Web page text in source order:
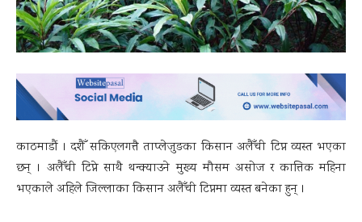
काठमाडौं । दशैँ सकिएलगत्तै ताप्लेजुङका किसान अलैँची टिप्न व्यस्त भएका
छन् । अलैँची टिप्ने साथै थन्क्याउने मुख्य मौसम असोज र कात्तिक महिना
भएकाले अहिले जिल्लाका किसान अलैँची टिप्नमा व्यस्त बनेका हुन् ।